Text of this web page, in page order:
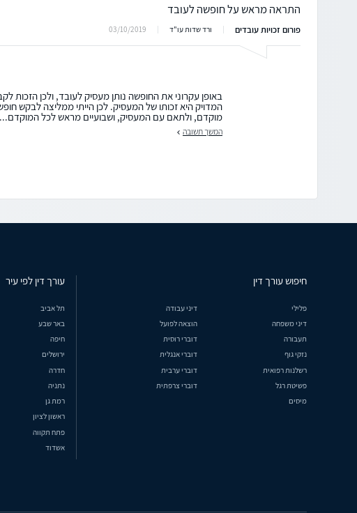
התראה מראש על חופשה לעובד
פורום זכויות עובדים ורד שדות עו"ד 03/10/2019
באופן עקרוני את החופשה נותן מעסיק לעובד, ולכן הזכות
המדויק היא זכותו של המעסיק. לכן הייתי ממליצה לבקש
מוקדם, ולתאם עם המעסיק, ושבועיים מראש לכל
המשך תשובה
חיפוש עורך דין
פלילי
דיני עבודה
דיני משפחה
הוצאה לפועל
תעבורה
דוברי רוסית
נזקי גוף
דוברי אנגלית
רשלנות רפואית
דוברי ערבית
פשיטת רגל
דוברי צרפתית
מיסים
עורך דין לפי עיר
תל אביב
באר שבע
חיפה
ירושלים
חדרה
נתניה
רמת גן
ראשון לציון
פתח תקווה
אשדוד